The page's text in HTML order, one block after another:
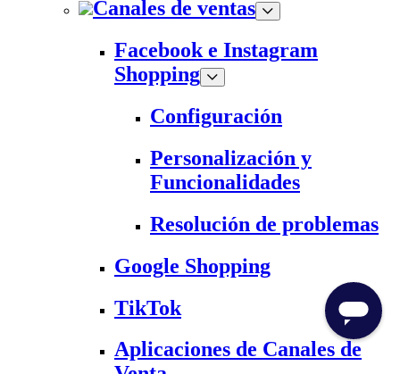
Canales de ventas
Facebook e Instagram
Shopping
Configuración
Personalización y
Funcionalidades
Resolución de problemas
Google Shopping
TikTok
Aplicaciones de Canales de